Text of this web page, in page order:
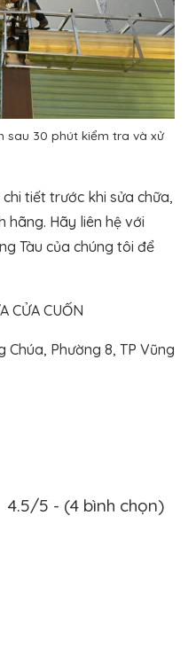
sau 30 phút kiểm tra và xử
tiết trước khi sửa chữa,
hãng. Hãy liên hệ với
Tàu của chúng tôi để
CỬA CUỐN
Chúa, Phường 8, TP Vũng
4.5/5 - (4 bình chọn)